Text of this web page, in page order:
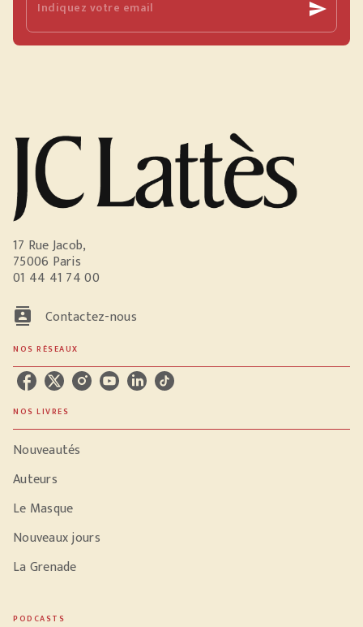
Indiquez votre email send
17 Rue Jacob,
75006 Paris
01 44 41 74 00
contacts Contactez-nous
NOS RÉSEAUX
NOS LIVRES
Nouveautés
Auteurs
Le Masque
Nouveaux jours
La Grenade
PODCASTS